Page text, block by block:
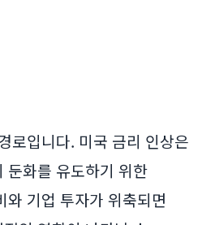
로입니다. 미국 금리 인상은
둔화를 유도하기 위한
와 기업 투자가 위축되면